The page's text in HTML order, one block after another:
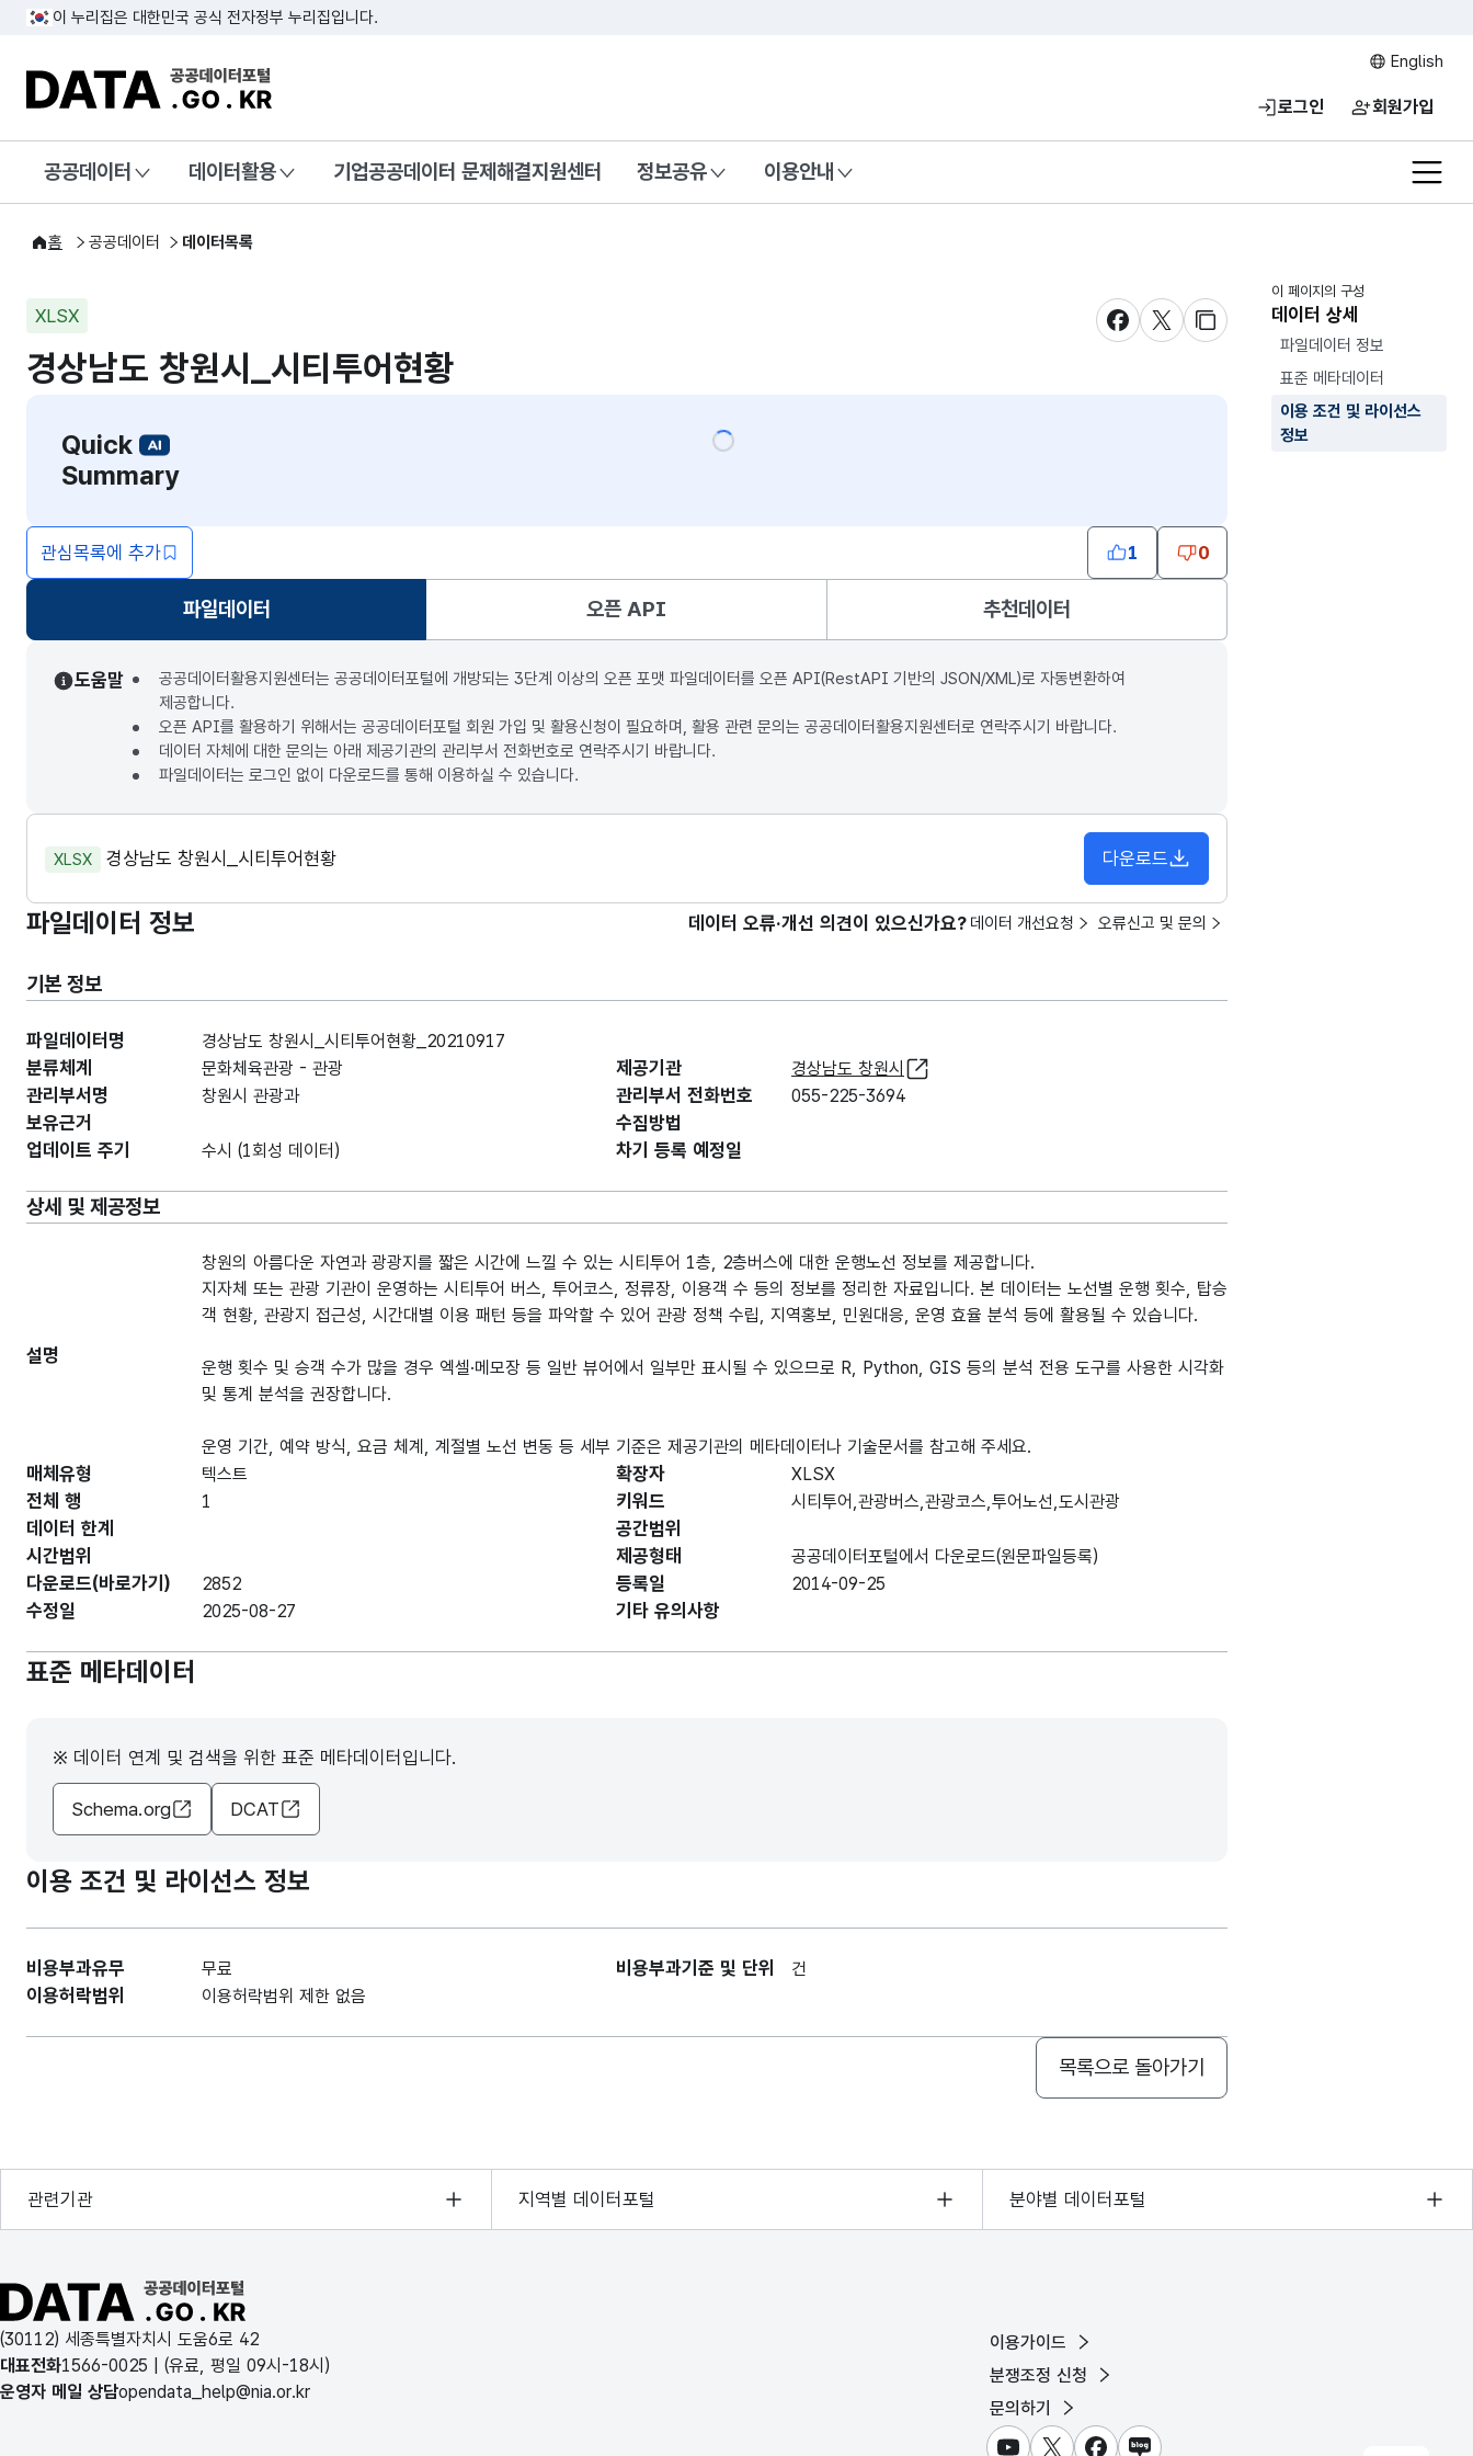
이 누리집은 대한민국 공식 전자정부 누리집입니다.
DATA.GO.KR 공공데이터포털
English
로그인 회원가입
전체
공공데이터 데이터활용 기업공공데이터 문제해결지원센터 정보공유 이용안내
홈 공공데이터 데이터목록
XLSX
새창 열림새창 열림새창 열림
경상남도 창원시_시티투어현황
Quick
Summary
관심목록에 추가 1 0
파일데이터
선택됨
오픈 API 추천데이터
이 페이지의 구성
데이터 상세
파일데이터 정보
표준 메타데이터
이용 조건 및 라이선스
정보
도움말
공공데이터활용지원센터는 공공데이터포털에 개방되는 3단계 이상의 오픈 포맷 파일데이터를 오픈 API(RestAPI 기반의 JSON/XML)로 자동변환하여
제공합니다.
오픈 API를 활용하기 위해서는 공공데이터포털 회원 가입 및 활용신청이 필요하며, 활용 관련 문의는 공공데이터활용지원센터로 연락주시기 바랍니다.
데이터 자체에 대한 문의는 아래 제공기관의 관리부서 전화번호로 연락주시기 바랍니다.
파일데이터는 로그인 없이 다운로드를 통해 이용하실 수 있습니다.
XLSX 경상남도 창원시_시티투어현황 다운로드
파일데이터 정보 데이터 오류·개선 의견이 있으신가요? 데이터 개선요청 오류신고 및 문의
기본 정보
파일데이터명 경상남도 창원시_시티투어현황_20210917
분류체계 문화체육관광 - 관광 제공기관 경상남도 창원시
관리부서명 창원시 관광과 관리부서 전화번호 055-225-3694
보유근거
수집방법
업데이트 주기
수시 (1회성 데이터) 차기 등록 예정일
상세 및 제공정보
설명
창원의 아름다운 자연과 광광지를 짧은 시간에 느낄 수 있는 시티투어 1층, 2층버스에 대한 운행노선 정보를 제공합니다.
지자체 또는 관광 기관이 운영하는 시티투어 버스, 투어코스, 정류장, 이용객 수 등의 정보를 정리한 자료입니다. 본 데이터는 노선별 운행 횟수, 탑승
객 현황, 관광지 접근성, 시간대별 이용 패턴 등을 파악할 수 있어 관광 정책 수립, 지역홍보, 민원대응, 운영 효율 분석 등에 활용될 수 있습니다.
운행 횟수 및 승객 수가 많을 경우 엑셀·메모장 등 일반 뷰어에서 일부만 표시될 수 있으므로 R, Python, GIS 등의 분석 전용 도구를 사용한 시각화
및 통계 분석을 권장합니다.
운영 기간, 예약 방식, 요금 체계, 계절별 노선 변동 등 세부 기준은 제공기관의 메타데이터나 기술문서를 참고해 주세요.
매체유형 텍스트 확장자 XLSX
전체 행 1 키워드 시티투어,관광버스,관광코스,투어노선,도시관광
데이터 한계
공간범위
시간범위
제공형태 공공데이터포털에서 다운로드(원문파일등록)
다운로드(바로가기) 2852 등록일 2014-09-25
수정일 2025-08-27 기타 유의사항
표준 메타데이터
※ 데이터 연계 및 검색을 위한 표준 메타데이터입니다.
Schema.org DCAT
이용 조건 및 라이선스 정보
비용부과유무 무료 비용부과기준 및 단위 건
이용허락범위 이용허락범위 제한 없음
목록으로 돌아가기
관련기관
행정안전부
한국지능정보사회진흥원
국가정보자원관리원
한국지역정보개발원
지역별 데이터포털
서울 열린데이터광장
경기데이터드림
분야별 데이터포털
기상자료개방포털
국토교통부 공간정보오픈플랫폼
농림축산식품 공공데이터포털
보건의료빅데이터개방시스템
식품의약품안전처 데이터포털
공공데이터포털 바로가기
(30112) 세종특별자치시 도움6로 42
대표전화1566-0025 | (유료, 평일 09시-18시)
운영자 메일 상담opendata_help@nia.or.kr
이용가이드
분쟁조정 신청
문의하기